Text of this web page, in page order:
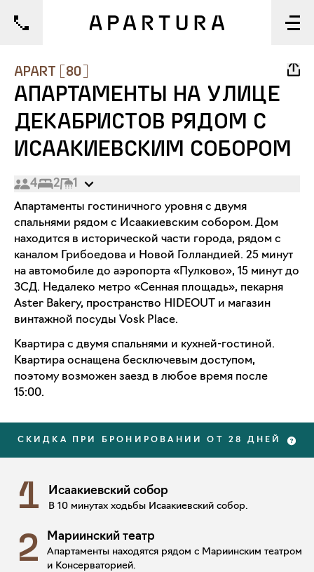
1/17
APART 80
АПАРТАМЕНТЫ НА УЛИЦЕ
ДЕКАБРИСТОВ РЯДОМ С
ИСААКИЕВСКИМ СОБОРОМ
4 2 1
Апартаменты гостиничного уровня с двумя
спальнями рядом с Исаакиевским собором. Дом
находится в исторической части города, рядом с
каналом Грибоедова и Новой Голландией. 25 минут
на автомобиле до аэропорта «Пулково», 15 минут до
ЗСД. Недалеко метро «Сенная площадь», пекарня
Aster Bakery, пространство HIDEOUT и магазин
винтажной посуды Vosk Place.
Квартира с двумя спальнями и кухней-гостиной.
Квартира оснащена бесключевым доступом,
поэтому возможен заезд в любое время после
15:00.
СКИДКА ПРИ БРОНИРОВАНИИ ОТ 28 ДНЕЙ
1 Исаакиевский собор
В 10 минутах ходьбы Исаакиевский собор.
2 Мариинский театр
Апартаменты находятся рядом с Мариинским театром
и Консерваторией.